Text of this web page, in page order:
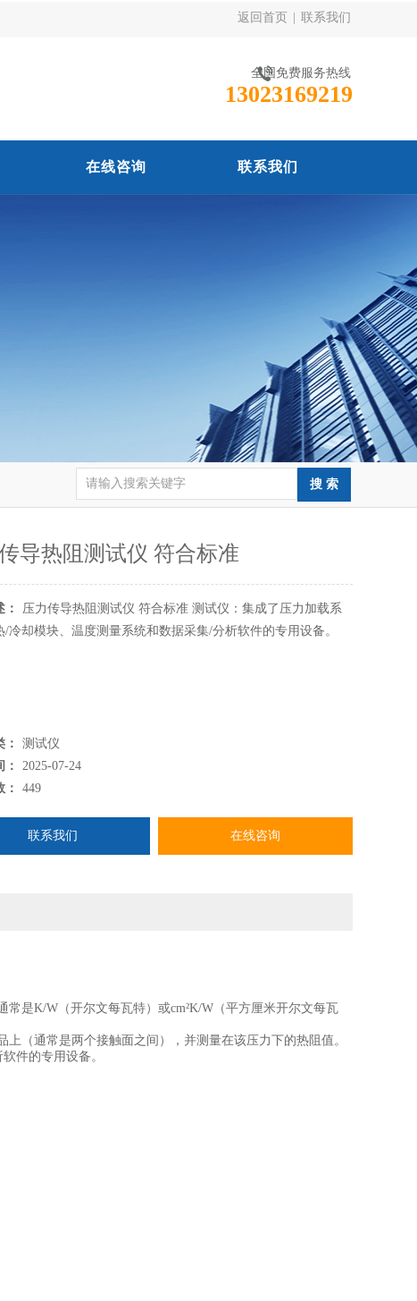
返回首页 联系我们
全国免费服务热线
13023169219
在线咨询 联系我们
导热阻测试仪‌ 符合标准
‌压力传导热阻测试仪‌ 符合标准 测试仪：‌集成了压力加载系
/冷却模块、温度测量系统和数据采集/分析软件的专用设备。
测试仪
2025-07-24
449
联系我们 在线咨询
是K/W（开尔文每瓦特）或cm²K/W（平方厘米开尔文每瓦
（通常是两个接触面之间），并测量在该压力下的热阻值。
件的专用设备。